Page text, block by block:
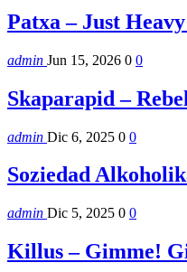
Patxa – Just
admin Jun 15, 2026 0 0
Skaparapid –
admin Dic 6, 2025 0 0
Soziedad
admin Dic 5, 2025 0 0
Killus – Gimme!